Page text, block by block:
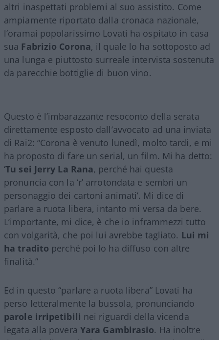
altri inaspettati problemi al suo assistito. Come
ampiamente riportato dalla cronaca nazionale,
l’oramai popolarissimo Lovati ha ospitato in casa
sua Fabrizio Corona, il quale lo ha sottoposto ad
una lunga e piuttosto surreale intervista sostenuta
da parecchie bottiglie di buon vino.
Questo è l’imbarazzante resoconto della serata
direttamente esposto dall’avvocato ad una inviata
di Rai2: “Corona è venuto lunedì, molto tardi, e mi
ha proposto di fare un serial, un film. Mi ha detto:
‘Tu sei Jerry La Rana, perché hai questa
pronuncia con la ‘r’ arrotondata e sembri un
personaggio dei cartoni animati’. Mi dice di
parlare a ruota libera, intanto mi versa da bere.
L’importante, mi dice, è che io inframmezzi tutto
con volgarità, che poi lui avrebbe tagliato. Lui mi
ha tradito perché poi lo ha diffuso con altre
finalità.”
Ed in questo “parlare a ruota libera” Lovati ha
perso letteralmente la bussola, pronunciando
parole irripetibili nei riguardi della vicenda
legata alla povera Yara Gambirasio. Ha inoltre